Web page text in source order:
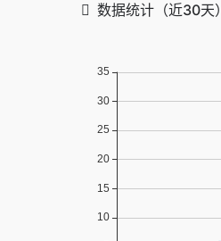
数据统计（近30天）